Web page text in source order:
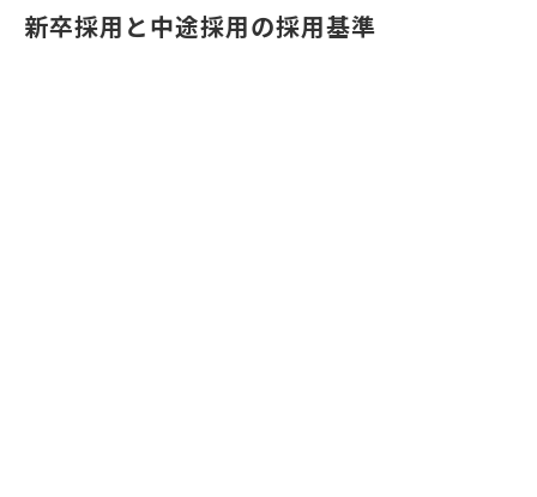
新卒採用と中途採用の採用基準